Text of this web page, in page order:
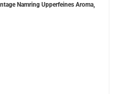
Namring Upperfeines Aroma,